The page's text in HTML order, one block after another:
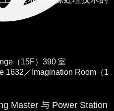
（15F）390 室
1632／Imagination Room（1
Master 与 Power Station